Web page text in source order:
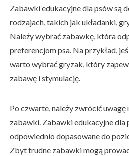
Zabawki edukacyjne dla psów są
rodzajach, takich jak układanki,
Należy wybrać zabawkę, która
preferencjom psa. Na przykład,
warto wybrać gryzak, który
zabawę i stymulację.
Po czwarte, należy zwrócić
zabawki. Zabawki edukacyjne dla
odpowiednio dopasowane do
Zbyt trudne zabawki mogą